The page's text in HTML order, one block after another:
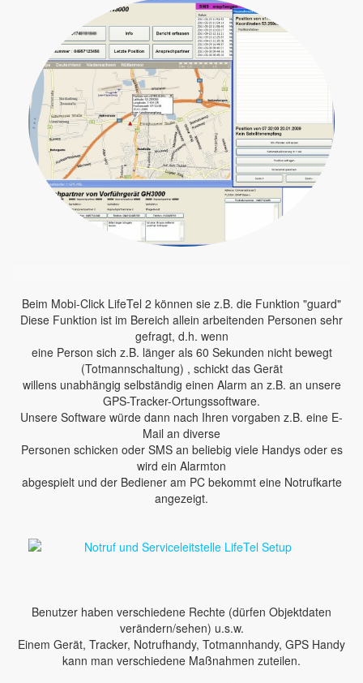
Beim Mobi-Click LifeTel 2 können sie z.B. die Funktion "guard"
Diese Funktion ist im Bereich allein arbeitenden Personen sehr
gefragt, d.h. wenn
eine Person sich z.B. länger als 60 Sekunden nicht bewegt
(Totmannschaltung) , schickt das Gerät
willens unabhängig selbständig einen Alarm an z.B. an unsere
GPS-Tracker-Ortungssoftware.
Unsere Software würde dann nach Ihren vorgaben z.B. eine E-
Mail an diverse
Personen schicken oder SMS an beliebig viele Handys oder es
wird ein Alarmton
abgespielt und der Bediener am PC bekommt eine Notrufkarte
angezeigt.
Benutzer haben verschiedene Rechte (dürfen Objektdaten
verändern/sehen) u.s.w.
Einem Gerät, Tracker, Notrufhandy, Totmannhandy, GPS Handy
kann man verschiedene Maßnahmen zuteilen.